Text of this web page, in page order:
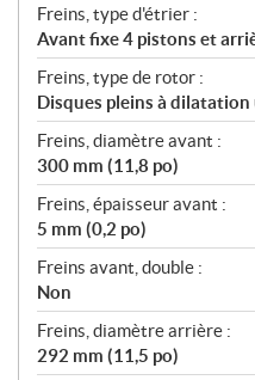
Freins, type d'étrier :
Avant fixe 4 pistons et
Freins, type de rotor :
Disques pleins à
Freins, diamètre avant :
300 mm (11,8 po)
Freins, épaisseur avant :
5 mm (0,2 po)
Freins avant, double :
Non
Freins, diamètre arrière :
292 mm (11,5 po)